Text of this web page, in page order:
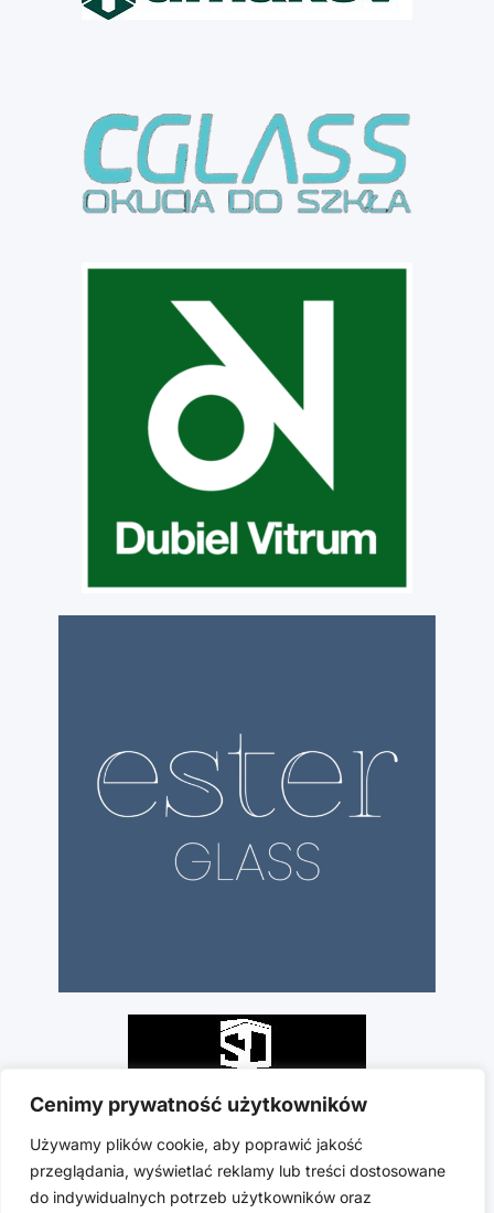
Cenimy prywatność użytkowników
Używamy plików cookie, aby poprawić jakość
przeglądania, wyświetlać reklamy lub treści dostosowane
do indywidualnych potrzeb użytkowników oraz